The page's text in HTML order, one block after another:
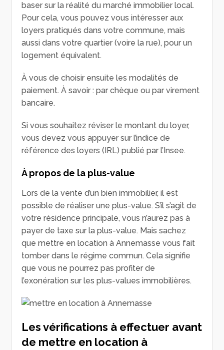
baser sur la réalité du marché immobilier local.
Pour cela, vous pouvez vous intéresser aux
loyers pratiqués dans votre commune, mais
aussi dans votre quartier (voire la rue), pour un
logement équivalent.
À vous de choisir ensuite les modalités de
paiement. À savoir : par chèque ou par virement
bancaire.
Si vous souhaitez réviser le montant du loyer,
vous devez vous appuyer sur l’indice de
référence des loyers (IRL) publié par l’Insee.
À propos de la plus-value
Lors de la vente d’un bien immobilier, il est
possible de réaliser une plus-value. S’il s’agit de
votre résidence principale, vous n’aurez pas à
payer de taxe sur la plus-value. Mais sachez
que mettre en location à Annemasse vous fait
tomber dans le régime commun. Cela signifie
que vous ne pourrez pas profiter de
l’exonération sur les plus-values immobilières.
Les vérifications à effectuer avant
de mettre en location à